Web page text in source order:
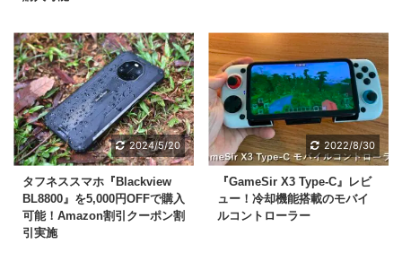
2024/5/20
タフネススマホ『Blackview
BL8800』を5,000円OFFで購入
可能！Amazon割引クーポン割
引実施
2022/8/30
『GameSir X3 Type-C』レビ
ュー！冷却機能搭載のモバイ
ルコントローラー